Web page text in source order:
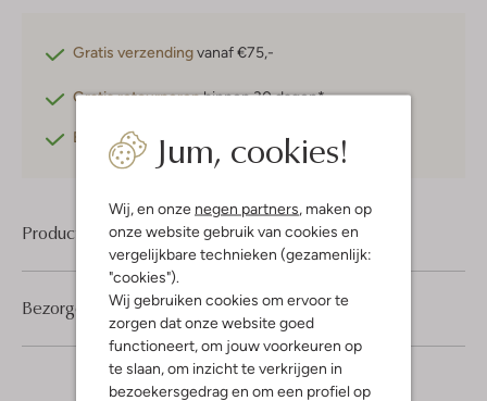
Jum, cookies!
Wij, en onze negen partners, maken op
onze website gebruik van cookies en
vergelijkbare technieken (gezamenlijk:
"cookies").
Wij gebruiken cookies om ervoor te
zorgen dat onze website goed
functioneert, om jouw voorkeuren op
te slaan, om inzicht te verkrijgen in
bezoekersgedrag en om een profiel op
Gratis verzendingvanaf €75,-
Gratis retournerenbinnen 30 dagen*
Betaal achteraf
Product informatie
Bezorgen & retourneren